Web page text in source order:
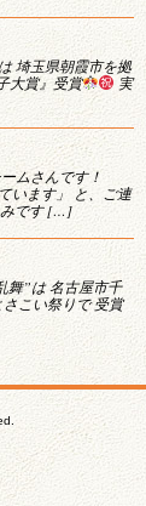
埼玉県朝霞市を拠
大賞』受賞
実
ムさんです！
います」 と、ご連
みです […]
舞”は 名古屋市千
こい祭りで 受賞